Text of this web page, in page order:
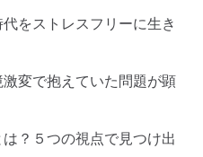
ストレスフリーに生き
で抱えていた問題が顕
５つの視点で見つけ出